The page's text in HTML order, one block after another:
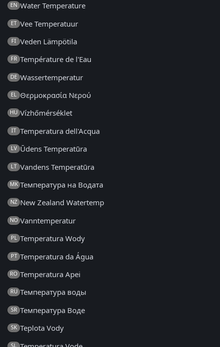
EN Water Temperature
ET Vee Temperatuur
FI Veden Lämpötila
FR Température de l'Eau
DE Wassertemperatur
EL Θερμοκρασία Νερού
HU Vízhőmérséklet
IT Temperatura dell'Acqua
LV Ūdens Temperatūra
LT Vandens Temperatūra
MK Температура на Водата
NZ New Zealand Watertemp
NO Vanntemperatur
PL Temperatura Wody
PT Temperatura da Água
RO Temperatura Apei
RU Температура воды
SR Температура Воде
SK Teplota Vody
SL